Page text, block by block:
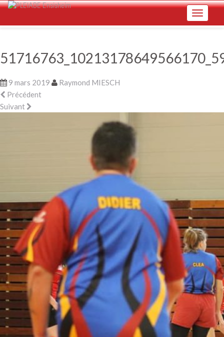
Skip
Toggle
9 mars 2019
Raymond MIESCH
Précédent
Suivant